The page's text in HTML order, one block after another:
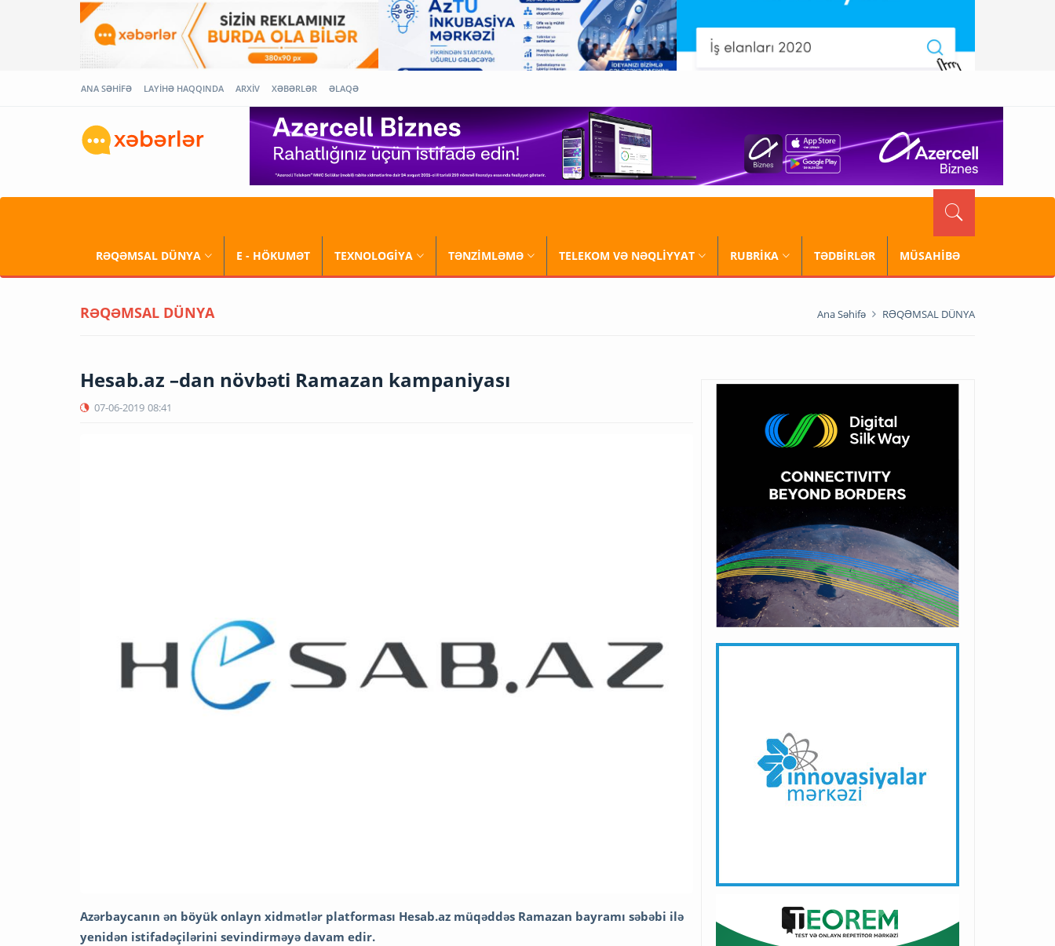
ANA SƏHİFƏ LAYİHƏ HAQQINDA ARXİV XƏBƏRLƏR ƏLAQƏ
RƏQƏMSAL DÜNYA E - HÖKUMƏT TEXNOLOGİYA TƏNZİMLƏMƏ TELEKOM VƏ NƏQLİYYAT RUBRİKA TƏDBİRLƏR MÜSAHİBƏ
RƏQƏMSAL DÜNYA Ana Səhifə RƏQƏMSAL DÜNYA
Hesab.az –dan növbəti Ramazan kampaniyası
07-06-2019 08:41
Azərbaycanın ən böyük onlayn xidmətlər platforması Hesab.az müqəddəs Ramazan bayramı səbəbi ilə
yenidən istifadəçilərini sevindirməyə davam edir.